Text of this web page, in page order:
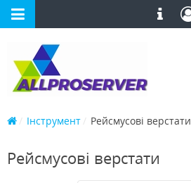
Інструмент Рейсмусові верстати
Рейсмусові верстати